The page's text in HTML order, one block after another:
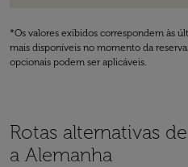
*Os valores exibidos correspondem às
mais disponíveis no momento da
opcionais podem ser aplicáveis.
Rotas alternativas
a Alemanha